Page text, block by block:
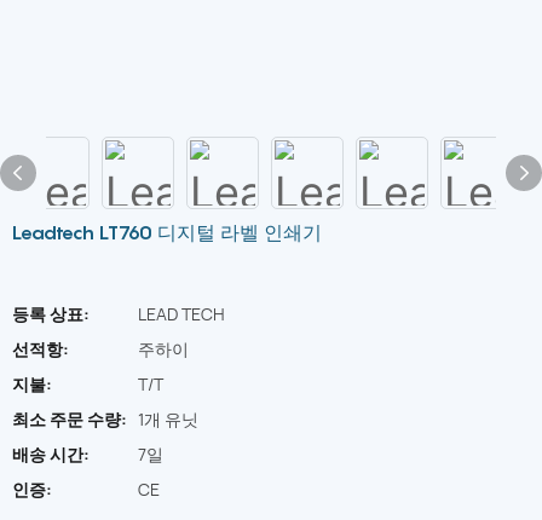
Leadtech LT760 디지털 라벨 인쇄기
등록 상표:
LEAD TECH
선적항:
주하이
지불:
T/T
최소 주문 수량: 1개 유닛
배송 시간:
7일
인증:
CE